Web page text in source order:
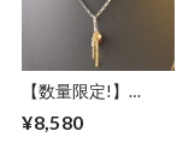
【数量限定!】
ス レディース 72㎝
¥8,580